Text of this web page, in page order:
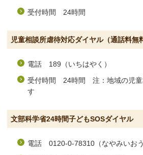
受付時間 24時間
児童相談所虐待対応ダイヤル（通話料無
電話 189（いちはやく）
受付時間 24時間 注：地域の児童
す
文部科学省24時間子どもSOSダイヤル
電話 0120-0-78310（なやみいおう